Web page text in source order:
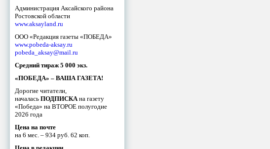
Администрация Аксайского района
Ростовской области
www.aksayland.ru
ООО «Редакция газеты «ПОБЕДА»
www.pobeda-aksay.ru
pobeda_aksay@mail.ru
Средний тираж 5 000 экз.
«ПОБЕДА» – ВАША ГАЗЕТА!
Дорогие читатели,
началась ПОДПИСКАна газету
«Победа» на ВТОРОЕ полугодие
2026 года
Цена на почте
на 6 мес. – 934 руб. 62 коп.